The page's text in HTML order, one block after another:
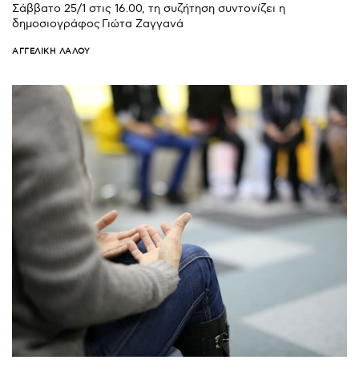
Σάββατο 25/1 στις 16.00, τη συζήτηση συντονίζει η
δημοσιογράφος Γιώτα Ζαγγανά
ΑΓΓΕΛΙΚΉ ΛΆΛΟΥ